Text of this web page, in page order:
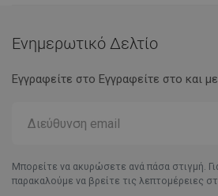
Ενημερωτικό Δελτίο
Εγγραφείτε στο Eγγραφείτε στο και
Μπορείτε να ακυρώσετε ανά πάσα στιγμή.
παρακαλούμε να βρείτε τις λεπτομέρειες